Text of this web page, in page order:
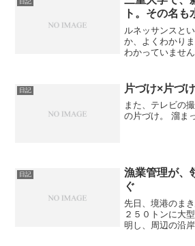
化？ :-?
日記
ト。その名
ルネッサンスと
か、よくわかり
わかっていませ
な成長戦略をつ
ェーやＮＺの成功
日記 片づけ×片づけ
また、テレビの
の片づけ
日記
漁業管理が、
ぐ
先日、境港のま
２５０トンに大
明し、周辺の沿